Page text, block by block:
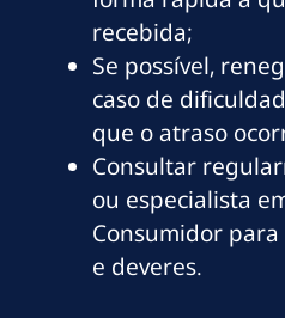
recebida;
Se possível,
caso de
que o atraso
Consultar
ou especialista
Consumidor
e deveres.